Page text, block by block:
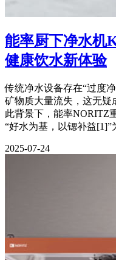
能率厨下净水机
健康饮水新体验
传统净水设备存在“过度
矿物质大量流失，这无疑
此背景下，能率NORITZ
“好水为基，以锶补益[1]”
2025-07-24